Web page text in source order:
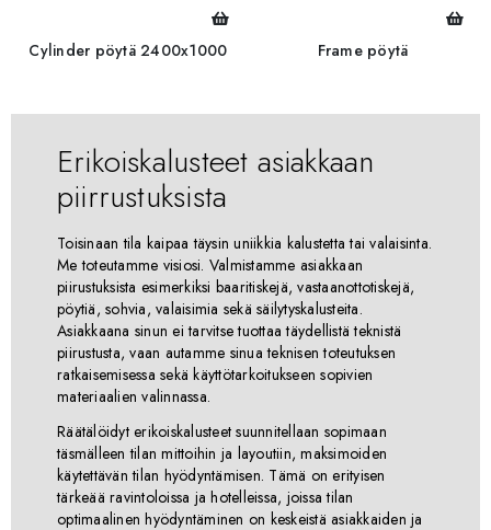
Cylinder pöytä 2400x1000 Frame pöytä
Erikoiskalusteet asiakkaan
piirrustuksista
Toisinaan tila kaipaa täysin uniikkia kalustetta tai valaisinta.
Me toteutamme visiosi. Valmistamme asiakkaan
piirustuksista esimerkiksi baaritiskejä, vastaanottotiskejä,
pöytiä, sohvia, valaisimia sekä säilytyskalusteita.
Asiakkaana sinun ei tarvitse tuottaa täydellistä teknistä
piirustusta, vaan autamme sinua teknisen toteutuksen
ratkaisemisessa sekä käyttötarkoitukseen sopivien
materiaalien valinnassa.
Räätälöidyt erikoiskalusteet suunnitellaan sopimaan
täsmälleen tilan mittoihin ja layoutiin, maksimoiden
käytettävän tilan hyödyntämisen. Tämä on erityisen
tärkeää ravintoloissa ja hotelleissa, joissa tilan
optimaalinen hyödyntäminen on keskeistä asiakkaiden ja